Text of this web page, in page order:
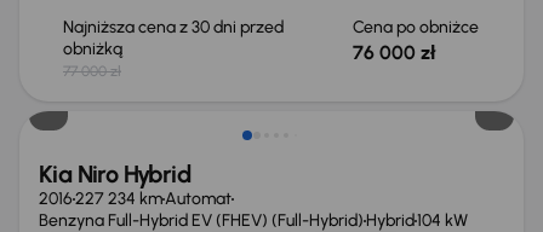
Najniższa cena z 30 dni przed
obniżką
77 000 zł
Cena po obniżce
76 000 zł
Kia Niro Hybrid
2016227 234 kmAutomat
Benzyna Full-Hybrid EV (FHEV) (Full-Hybrid) Hybrid104 kW